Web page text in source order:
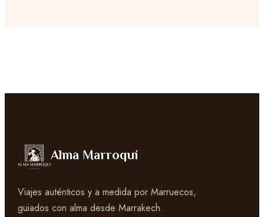
Alma Marroquí
Viajes auténticos y a medida por Marruecos,
guiados con alma desde Marrakech.